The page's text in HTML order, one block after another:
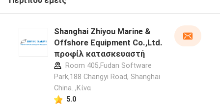
Shanghai Zhiyou Marine &
Offshore Equipment Co.,Ltd.
προφίλ κατασκευαστή
Room 405,Fudan Software
Park,188 Changyi Road, Shanghai
China. ,Κίνα
5.0